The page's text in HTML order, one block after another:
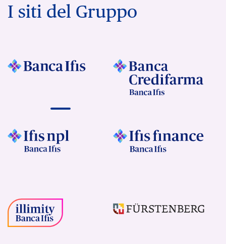
I siti del Gruppo